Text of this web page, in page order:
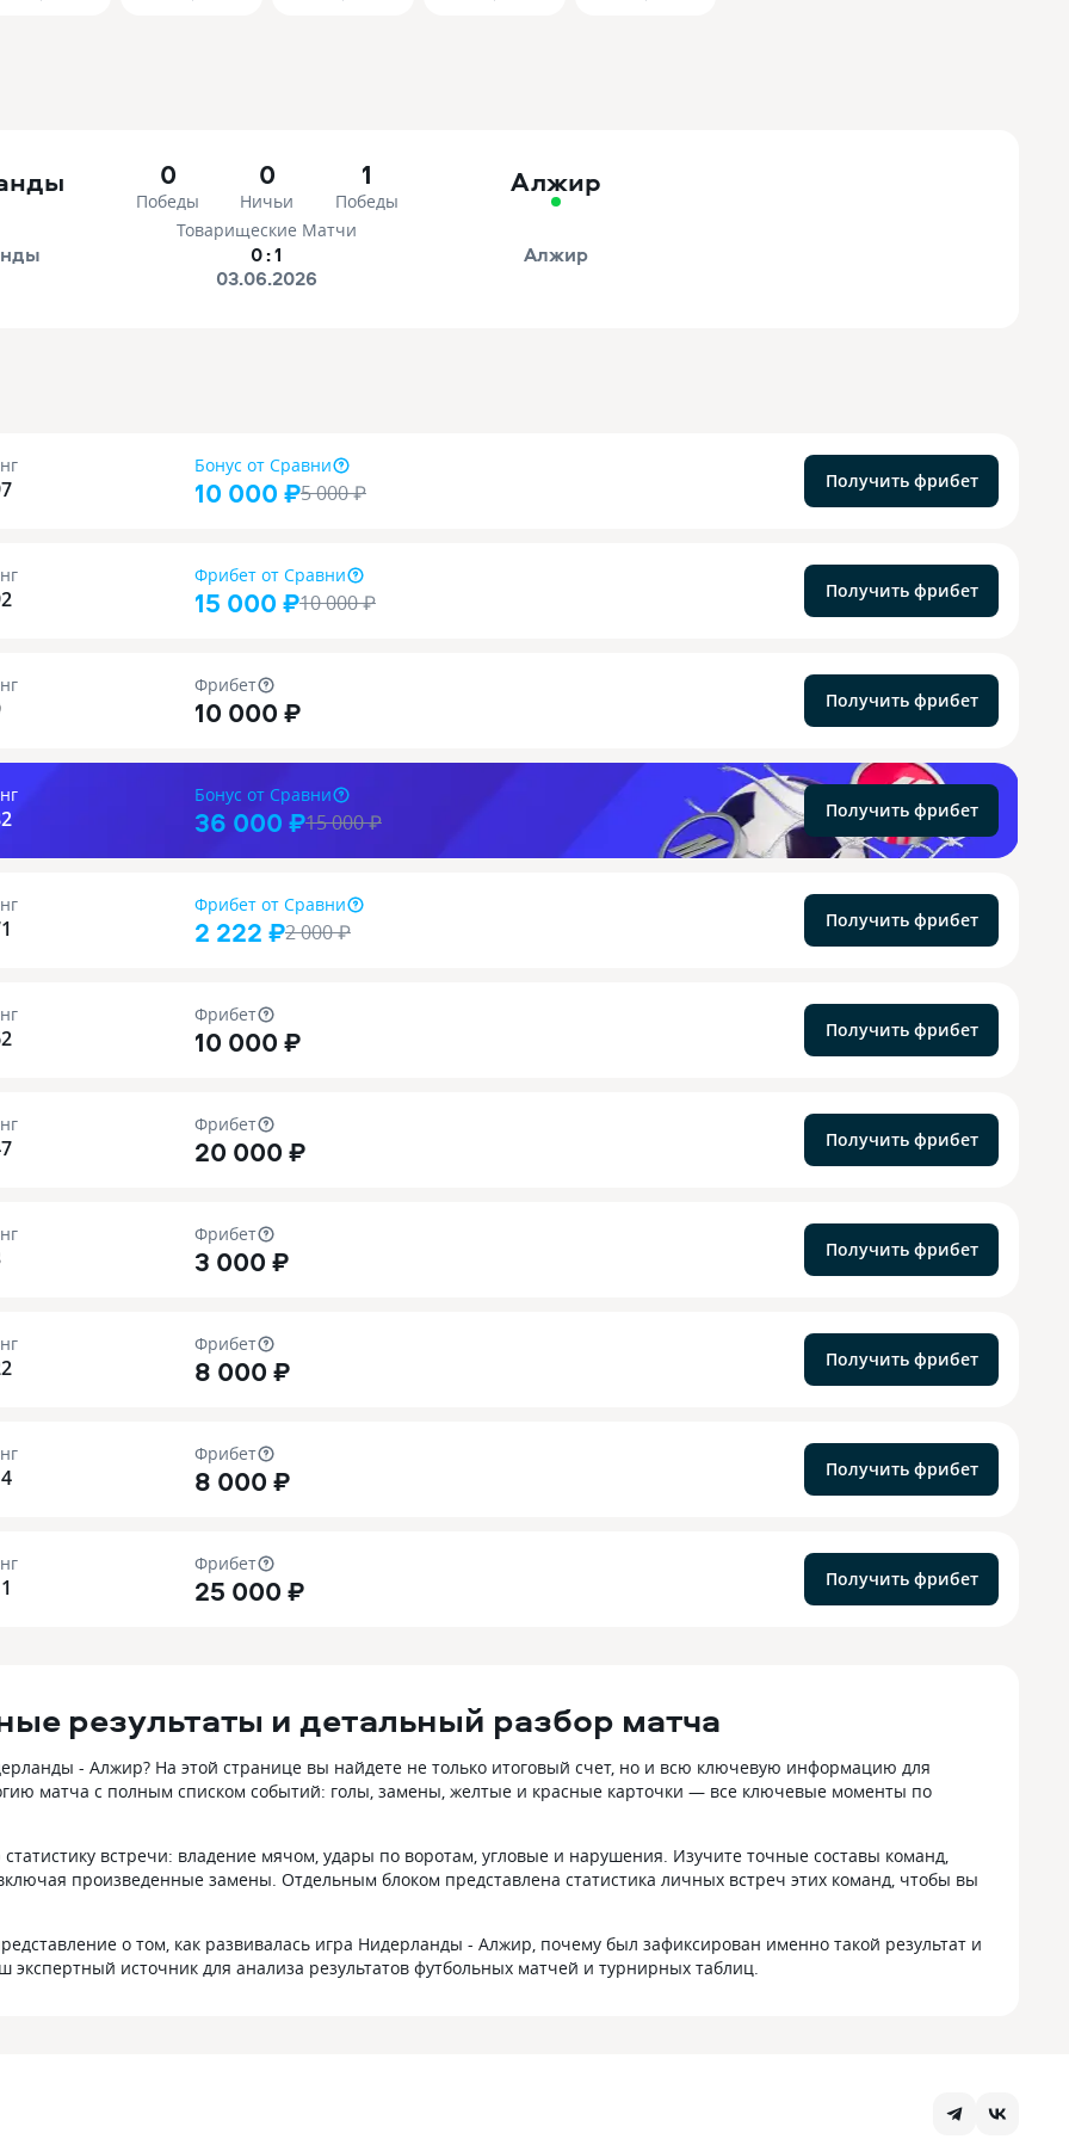
0
Победы
0
Ничьи
1
Победы
Алжир
Товарищеские Матчи
0:1
03.06.2026
Алжир
Бонус от Сравни
10 000 ₽5 000₽ Получить фрибет
Фрибет от Сравни
15 000 ₽10 000₽ Получить фрибет
Фрибет
10 000 ₽ Получить фрибет
Бонус от Сравни
36 000 ₽15 000₽ Получить фрибет
Фрибет от Сравни
2 222 ₽2 000₽ Получить фрибет
Фрибет
10 000 ₽ Получить фрибет
Фрибет
20 000 ₽ Получить фрибет
Фрибет
3 000 ₽ Получить фрибет
Фрибет
8 000 ₽ Получить фрибет
Фрибет
8 000 ₽ Получить фрибет
Фрибет
25 000 ₽ Получить фрибет
результаты и детальный разбор матча
- Алжир? На этой странице вы найдете не только итоговый счет, но и всю ключевую информацию для
матча с полным списком событий: голы, замены, желтые и красные карточки — все ключевые моменты по
встречи: владение мячом, удары по воротам, угловые и нарушения. Изучите точные составы команд,
произведенные замены. Отдельным блоком представлена статистика личных встреч этих команд, чтобы вы
о том, как развивалась игра Нидерланды - Алжир, почему был зафиксирован именно такой результат и
источник для анализа результатов футбольных матчей и турнирных таблиц.